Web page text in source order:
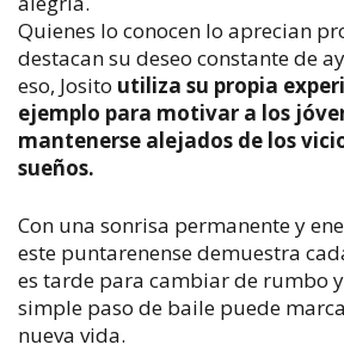
Quienes lo conocen lo aprecian
destacan su deseo constante de
eso, Josito utiliza su propia
ejemplo para motivar a los
mantenerse alejados de los
sueños.
Con una sonrisa permanente y
este puntarenense demuestra
es tarde para cambiar de rumbo y
simple paso de baile puede
nueva vida.